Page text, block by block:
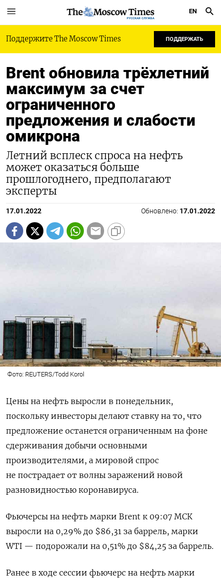
РУССКАЯ СЛУЖБА
EN
Поддержите The Moscow Times ПОДДЕРЖАТЬ
Brent обновила трёхлетний
максимум за счет
ограниченного
предложения и слабости
омикрона
Летний всплеск спроса на нефть
может оказаться больше
прошлогоднего, предполагают
эксперты
17.01.2022 Обновлено: 17.01.2022
Фото: REUTERS/Todd Korol
Цены на нефть выросли в понедельник,
поскольку инвесторы делают ставку на то, что
предложение останется ограниченным на фоне
сдерживания добычи основными
производителями, а мировой спрос
не пострадает от волны заражений новой
разновидностью коронавируса.
Фьючерсы на нефть марки Brent к 09:07 МСК
выросли на 0,29% до $86,31 за баррель, марки
WTI — подорожали на 0,51% до $84,25 за баррель.
Ранее в ходе сессии фьючерс на нефть марки